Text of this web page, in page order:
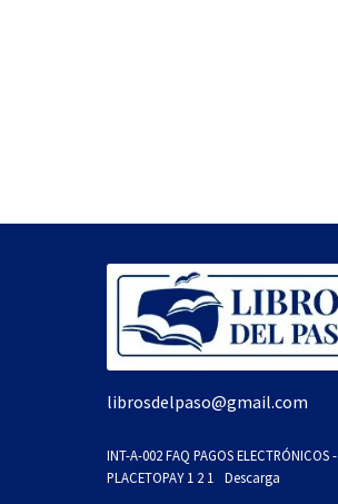
librosdelpaso@gmail.com
INT-A-002 FAQ PAGOS ELECTRÓNICOS -
PLACETOPAY 1 2 1
Descarga